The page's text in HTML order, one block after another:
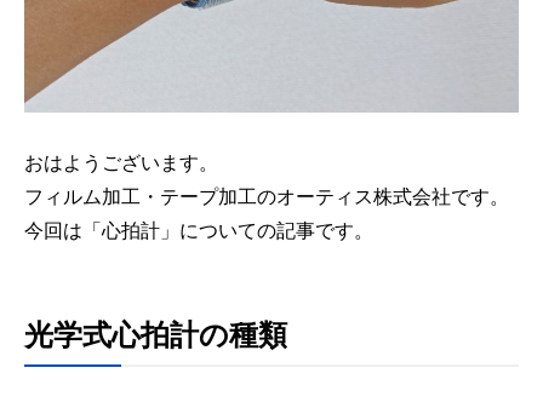
おはようございます。
フィルム加工・テープ加工のオーティス株式会社です。
今回は「心拍計」についての記事です。
光学式心拍計の種類